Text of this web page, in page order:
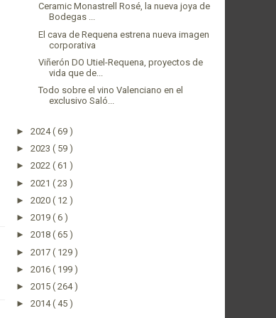
Ceramic Monastrell Rosé, la nueva joya de
Bodegas ...
El cava de Requena estrena nueva imagen
corporativa
Viñerón DO Utiel-Requena, proyectos de
vida que de...
Todo sobre el vino Valenciano en el
exclusivo Saló...
► 2024( 69 )
► 2023 ( 59 )
► 2022 ( 61 )
► 2021 ( 23 )
► 2020 ( 12 )
► 2019 ( 6 )
► 2018 ( 65 )
► 2017 ( 129 )
► 2016 ( 199 )
► 2015 ( 264 )
► 2014( 45 )